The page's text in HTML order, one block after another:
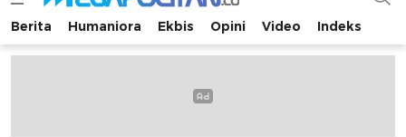
Megapolitan.co
Menyajikan berita-berita fakta bagi pembaca
Berita Humaniora Ekbis Opini Video Indeks